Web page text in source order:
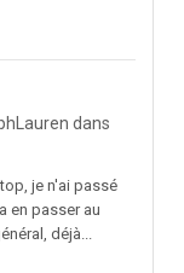
dans
je n'ai passé
en passer au
déjà...